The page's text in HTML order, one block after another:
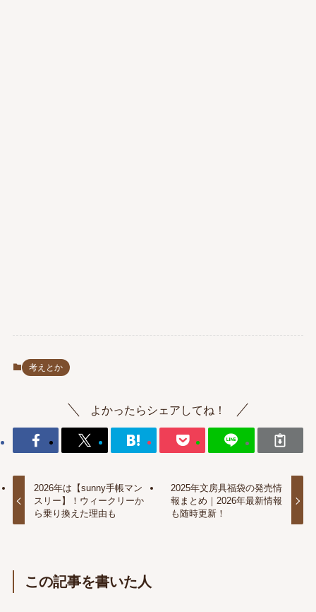
考えとか
よかったらシェアしてね！
2026年は【sunny手帳マン
スリー】！ウィークリーか
ら乗り換えた理由も
2025年文房具福袋の発売情
報まとめ｜2026年最新情報
も随時更新！
この記事を書いた人